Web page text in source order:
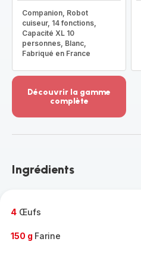
Companion, Robot
cuiseur, 14 fonctions,
Capacité XL 10
personnes, Blanc,
Fabriqué en France
Découvrir la gamme
complète
-
gamme
Ingrédients
4 Œufs
150 g Farine